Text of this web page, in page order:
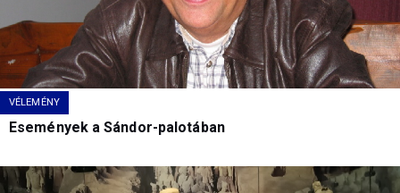
VÉLEMÉNY
Események a Sándor-palotában